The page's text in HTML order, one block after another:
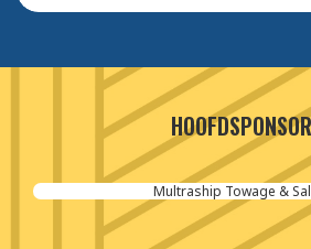
Multraship Towage &